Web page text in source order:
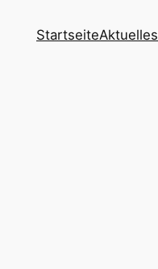
StartseiteAktuelles